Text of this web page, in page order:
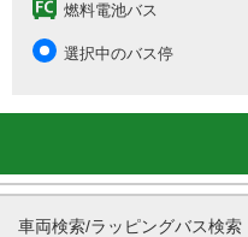
燃料電池バス
選択中のバス停
車両検索/ラッピングバス検索